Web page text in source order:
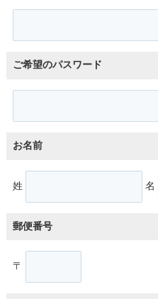
ご希望のパスワード
お名前
姓 名
郵便番号
〒